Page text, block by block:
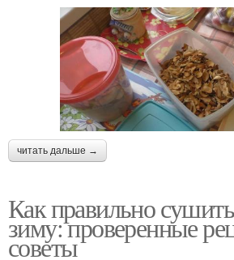
читать дальше →
Как правильно
зиму: проверенные
советы